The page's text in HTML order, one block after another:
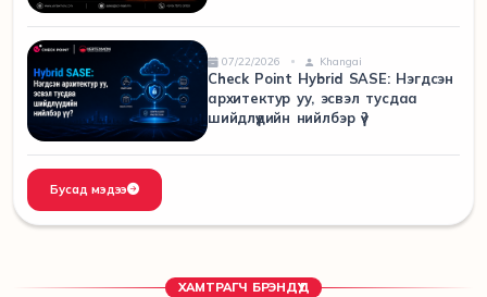
07/22/2026 Khangai
Check Point Hybrid SASE: Нэгдсэн
архитектур уу, эсвэл тусдаа
шийдлүүдийн нийлбэр үү?
Бусад мэдээ
ХАМТРАГЧ БРЭНДҮҮД